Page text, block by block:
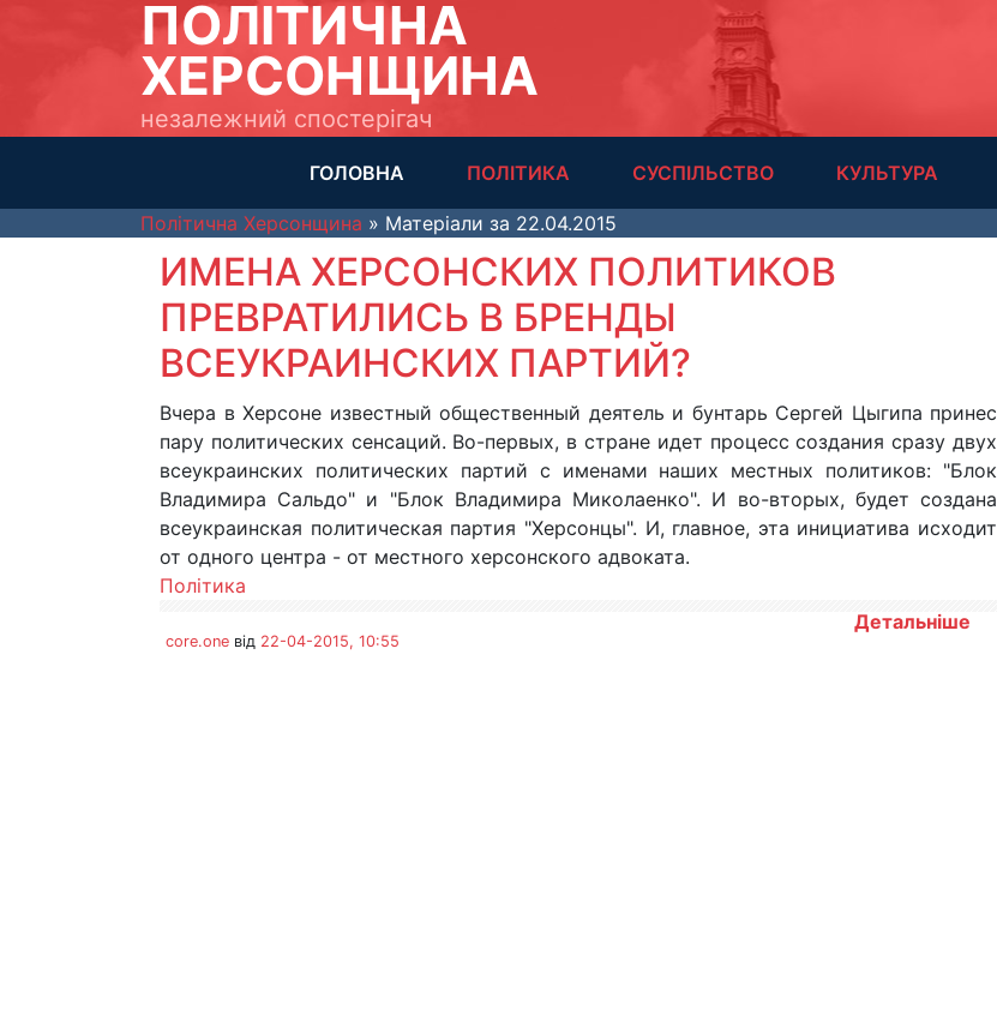
ПОЛІТИЧНА
ХЕРСОНЩИНА
незалежний спостерігач
ГОЛОВНА ПОЛІТИКА СУСПІЛЬСТВО КУЛЬТУРА
Політична Херсонщина » Матеріали за 22.04.2015
ИМЕНА ХЕРСОНСКИХ ПОЛИТИКОВ
ПРЕВРАТИЛИСЬ В БРЕНДЫ
ВСЕУКРАИНСКИХ ПАРТИЙ?
Вчера в Херсоне известный общественный деятель и бунтарь Сергей Цыгипа принес
пару политических сенсаций. Во-первых, в стране идет процесс создания сразу двух
всеукраинских политических партий с именами наших местных политиков: "Блок
Владимира Сальдо" и "Блок Владимира Миколаенко". И во-вторых, будет создана
всеукраинская политическая партия "Херсонцы". И, главное, эта инициатива исходит
от одного центра - от местного херсонского адвоката.
Політика
Детальніше
core.one від 22-04-2015, 10:55